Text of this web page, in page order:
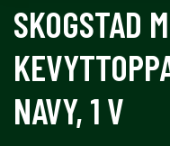
SKOGSTAD
NAVY, 1 V